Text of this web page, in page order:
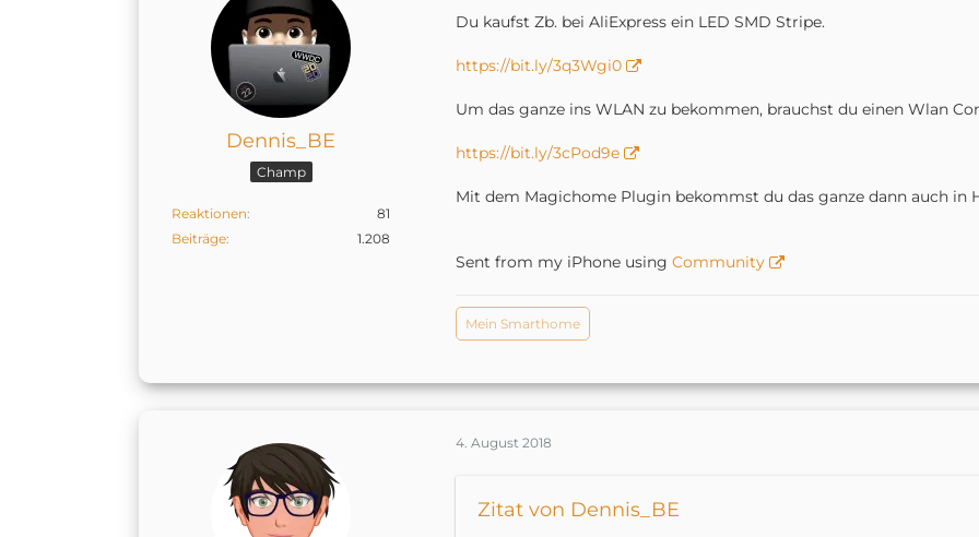
Dennis_BE
Champ
Reaktionen
81
Beiträge
1.208
Du kaufst Zb. bei AliExpress ein LED SMD Stripe.
https://bit.ly/3q3Wgi0
Um das ganze ins WLAN zu bekommen, brauchst du einen Wlan
https://bit.ly/3cPod9e
Mit dem Magichome Plugin bekommst du das ganze dann auch in
Sent from my iPhone using Community
Mein Smarthome
4. August 2018
Zitat von Dennis_BE